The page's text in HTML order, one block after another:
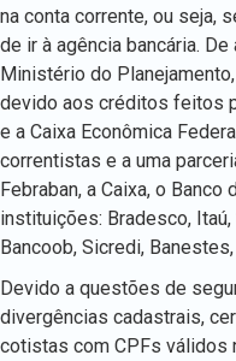
na conta corrente, ou seja,
de ir à agência bancária.
Ministério do
devido aos créditos feitos
e a Caixa Econômica
correntistas e a uma
Febraban, a Caixa, o
instituições: Bradesco, Itaú,
Bancoob, Sicredi,
Devido a questões de
divergências cadastrais,
cotistas com CPFs válidos